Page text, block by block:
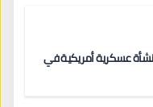
تؤكد استهداف 85 منشأة عسكرية أمريكية في